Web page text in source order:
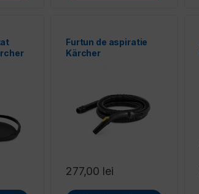
Furtun de aspiratie
Kärcher
277,00 lei